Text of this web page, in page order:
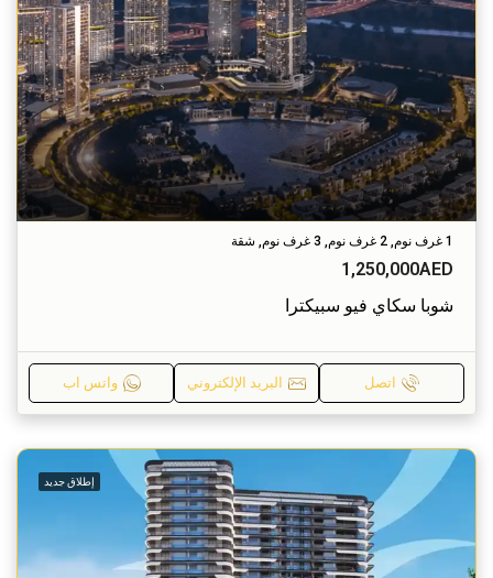
1 غرف نوم, 2 غرف نوم, 3 غرف نوم, شقة
1,250,000AED
شوبا سكاي فيو سبيكترا
اتصل البريد الإلكتروني واتس اب
إطلاق جديد